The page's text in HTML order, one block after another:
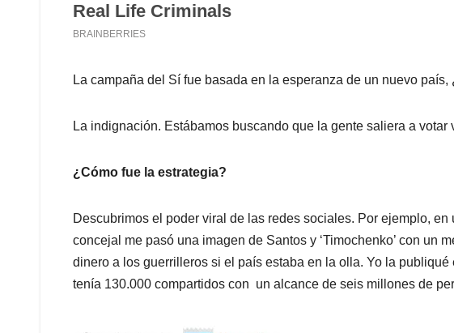
La campaña del Sí fue basada en la esperanza de un nuevo
La indignación. Estábamos buscando que la gente saliera a votar
¿Cómo fue la estrategia?
Descubrimos el poder viral de las redes sociales. Por ejemplo, en
concejal me pasó una imagen de Santos y ‘Timochenko’ con un
dinero a los guerrilleros si el país estaba en la olla. Yo la
tenía 130.000 compartidos con un alcance de seis millones de